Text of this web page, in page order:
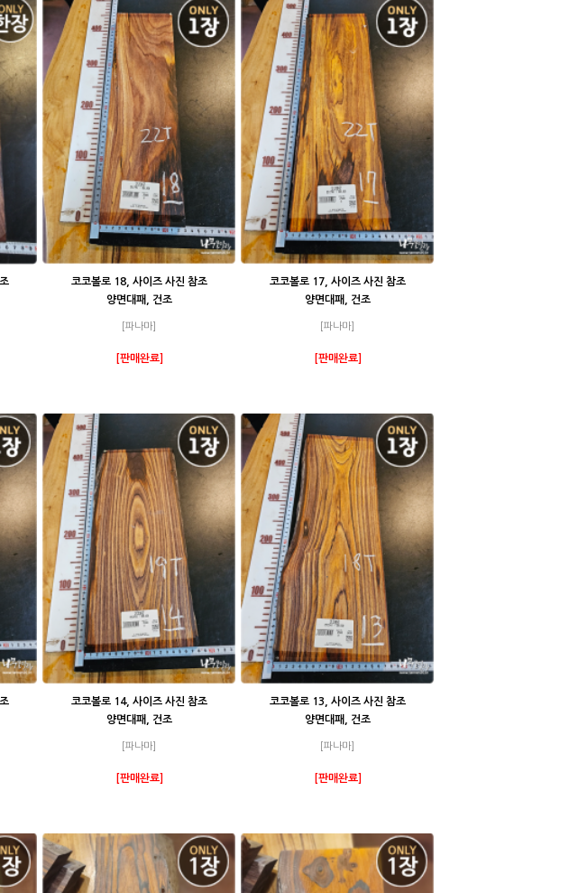
코코볼로 18, 사이즈 사진 참조
양면대패, 건조
[파나마]
[판매완료]
코코볼로 17, 사이즈 사진 참조
양면대패, 건조
[파나마]
[판매완료]
코코볼로 14, 사이즈 사진 참조
양면대패, 건조
[파나마]
[판매완료]
코코볼로 13, 사이즈 사진 참조
양면대패, 건조
[파나마]
[판매완료]